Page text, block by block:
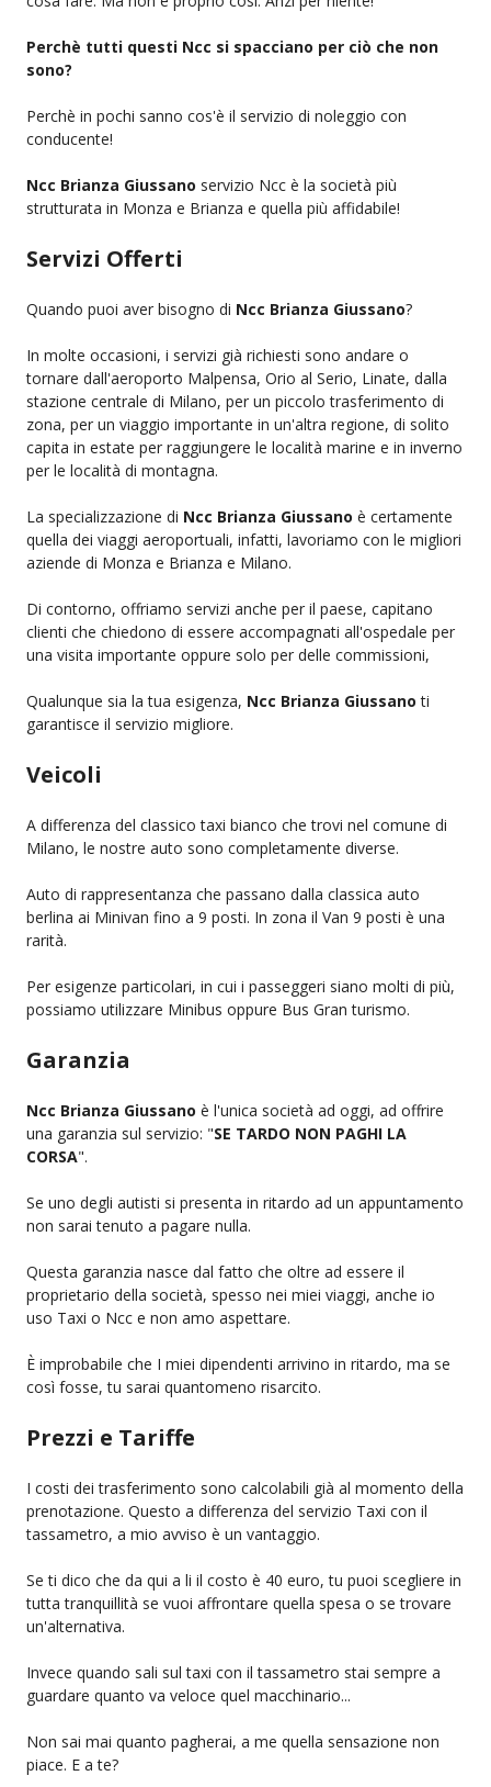
Perchè tutti questi Ncc si spacciano per ciò che non
sono?
Perchè in pochi sanno cos'è il servizio di noleggio con
conducente!
Ncc Brianza Giussano servizio Ncc è la società più
strutturata in Monza e Brianza e quella più affidabile!
Servizi Offerti
Quando puoi aver bisogno di Ncc Brianza Giussano?
In molte occasioni, i servizi già richiesti sono andare o
tornare dall'aeroporto Malpensa, Orio al Serio, Linate, dalla
stazione centrale di Milano, per un piccolo trasferimento di
zona, per un viaggio importante in un'altra regione, di solito
capita in estate per raggiungere le località marine e in inverno
per le località di montagna.
La specializzazione di Ncc Brianza Giussano è certamente
quella dei viaggi aeroportuali, infatti, lavoriamo con le migliori
aziende di Monza e Brianza e Milano.
Di contorno, offriamo servizi anche per il paese, capitano
clienti che chiedono di essere accompagnati all'ospedale per
una visita importante oppure solo per delle commissioni,
Qualunque sia la tua esigenza, Ncc Brianza Giussano ti
garantisce il servizio migliore.
Veicoli
A differenza del classico taxi bianco che trovi nel comune di
Milano, le nostre auto sono completamente diverse.
Auto di rappresentanza che passano dalla classica auto
berlina ai Minivan fino a 9 posti. In zona il Van 9 posti è una
rarità.
Per esigenze particolari, in cui i passeggeri siano molti di più,
possiamo utilizzare Minibus oppure Bus Gran turismo.
Garanzia
Ncc Brianza Giussano è l'unica società ad oggi, ad offrire
una garanzia sul servizio: "SE TARDO NON PAGHI LA
CORSA".
Se uno degli autisti si presenta in ritardo ad un appuntamento
non sarai tenuto a pagare nulla.
Questa garanzia nasce dal fatto che oltre ad essere il
proprietario della società, spesso nei miei viaggi, anche io
uso Taxi o Ncc e non amo aspettare.
È improbabile che I miei dipendenti arrivino in ritardo, ma se
così fosse, tu sarai quantomeno risarcito.
Prezzi e Tariffe
I costi dei trasferimento sono calcolabili già al momento della
prenotazione. Questo a differenza del servizio Taxi con il
tassametro, a mio avviso è un vantaggio.
Se ti dico che da qui a li il costo è 40 euro, tu puoi scegliere in
tutta tranquillità se vuoi affrontare quella spesa o se trovare
un'alternativa.
Invece quando sali sul taxi con il tassametro stai sempre a
guardare quanto va veloce quel macchinario...
Non sai mai quanto pagherai, a me quella sensazione non
piace. E a te?